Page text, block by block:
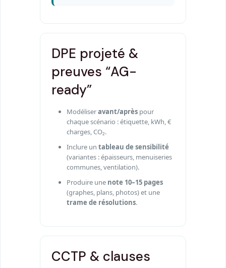
DPE projeté &
preuves “AG-
ready”
Modéliseravant/après pour
chaque scénario : étiquette, kWh, €
charges, CO₂.
Inclure untableau de sensibilité
(variantes : épaisseurs, menuiseries
communes, ventilation).
Produire une note 10–15 pages
(graphes, plans, photos) et une
trame de résolutions.
CCTP & clauses